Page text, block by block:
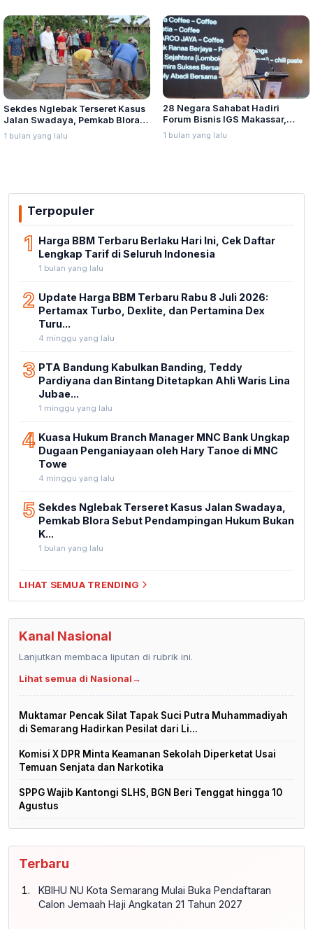
Sekdes Nglebak Terseret Kasus
Jalan Swadaya, Pemkab Blora
Sebut Pendampingan Hukum
Bukan Kewenangannya
1 bulan yang lalu
28 Negara Sahabat Hadiri
Forum Bisnis IGS Makassar,
Munafri Tawarkan Investasi
Stadion Untia
1 bulan yang lalu
Terpopuler
1 Harga BBM Terbaru Berlaku Hari Ini, Cek Daftar
Lengkap Tarif di Seluruh Indonesia
1 bulan yang lalu
2 Update Harga BBM Terbaru Rabu 8 Juli 2026:
Pertamax Turbo, Dexlite, dan Pertamina Dex
Turu...
4 minggu yang lalu
3 PTA Bandung Kabulkan Banding, Teddy
Pardiyana dan Bintang Ditetapkan Ahli Waris Lina
Jubae...
1 minggu yang lalu
4 Kuasa Hukum Branch Manager MNC Bank Ungkap
Dugaan Penganiayaan oleh Hary Tanoe di MNC
Towe
4 minggu yang lalu
5 Sekdes Nglebak Terseret Kasus Jalan Swadaya,
Pemkab Blora Sebut Pendampingan Hukum Bukan
K...
1 bulan yang lalu
LIHAT SEMUA TRENDING
Kanal Nasional
Lanjutkan membaca liputan di rubrik ini.
Lihat semua di Nasional→
Muktamar Pencak Silat Tapak Suci Putra Muhammadiyah
di Semarang Hadirkan Pesilat dari Li...
Komisi X DPR Minta Keamanan Sekolah Diperketat Usai
Temuan Senjata dan Narkotika
SPPG Wajib Kantongi SLHS, BGN Beri Tenggat hingga 10
Agustus
Terbaru
KBIHU NU Kota Semarang Mulai Buka Pendaftaran
Calon Jemaah Haji Angkatan 21 Tahun 2027